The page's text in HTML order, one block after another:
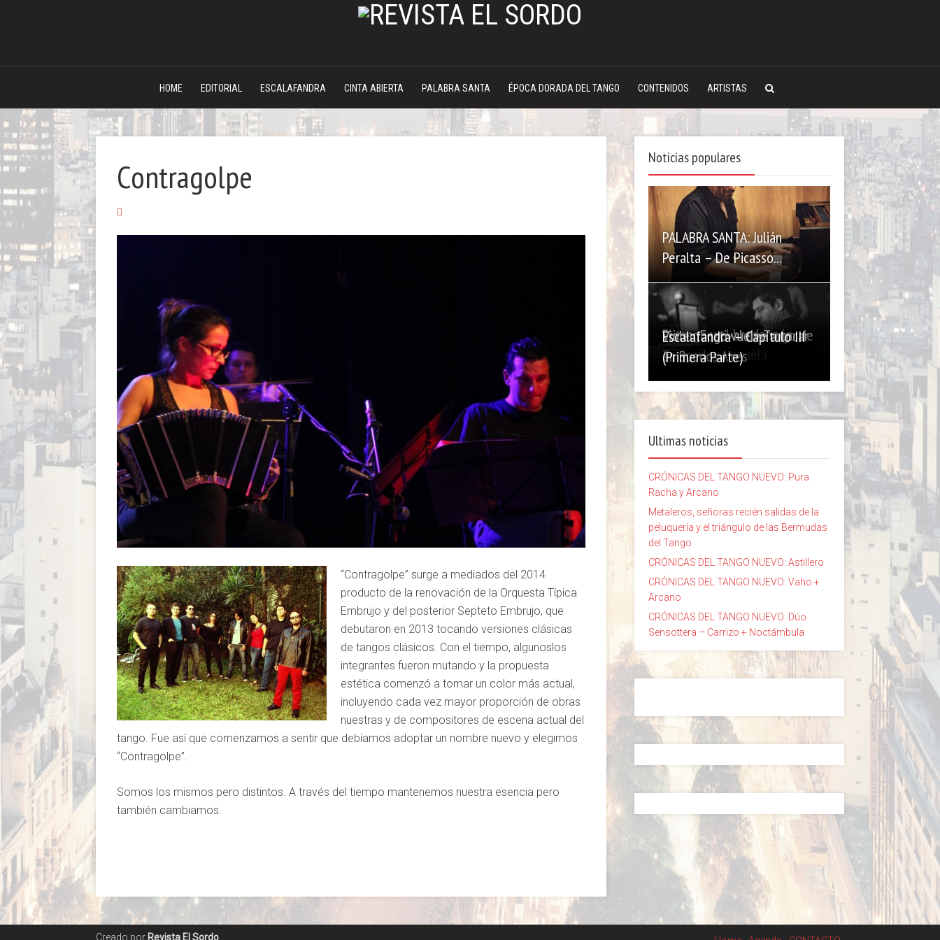
HOME EDITORIAL ESCALAFANDRA CINTA ABIERTA PALABRA SANTA ÉPOCA DORADA DEL TANGO CONTENIDOS ARTISTAS
Contragolpe
“Contragolpe” surge a mediados del 2014
producto de la renovación de la Orquesta Típica
Embrujo y del posterior Septeto Embrujo, que
debutaron en 2013 tocando versiones clásicas
de tangos clásicos. Con el tiempo, algunoslos
integrantes fueron mutando y la propuesta
estética comenzó a tomar un color más actual,
incluyendo cada vez mayor proporción de obras
nuestras y de compositores de escena actual del
tango. Fue así que comenzamos a sentir que debíamos adoptar un nombre nuevo y elegimos
“Contragolpe”.
Somos los mismos pero distintos. A través del tiempo mantenemos nuestra esencia pero
también cambiamos.
Noticias populares
PALABRA SANTA: Julián
Peralta – De Picasso...
El tango y el bandoneón,
evolución y escuela
Primer Festival de Tango de
Temperley
Violentango vuelve a tocar
en Buenos Aires
Escalafandra – Capítulo III
(Primera Parte)
Ultimas noticias
CRÓNICAS DEL TANGO NUEVO: Pura
Racha y Arcano
Metaleros, señoras recién salidas de la
peluquería y el triángulo de las Bermudas
del Tango
CRÓNICAS DEL TANGO NUEVO: Astillero
CRÓNICAS DEL TANGO NUEVO: Vaho +
Arcano
CRÓNICAS DEL TANGO NUEVO: Dúo
Sensottera – Carrizo + Noctámbula
Creado por Revista El Sordo